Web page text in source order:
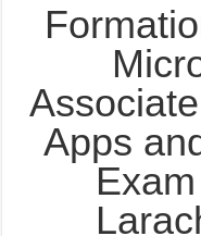
Apps